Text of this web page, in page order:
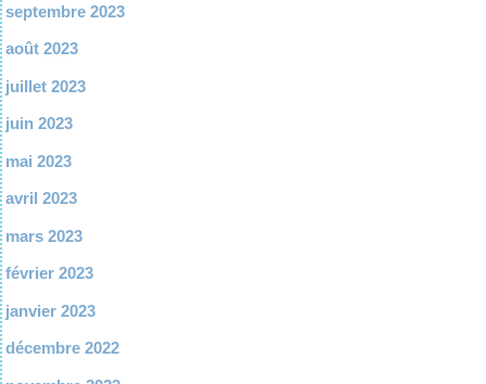
septembre 2023
août 2023
juillet 2023
juin 2023
mai 2023
avril 2023
mars 2023
février 2023
janvier 2023
décembre 2022